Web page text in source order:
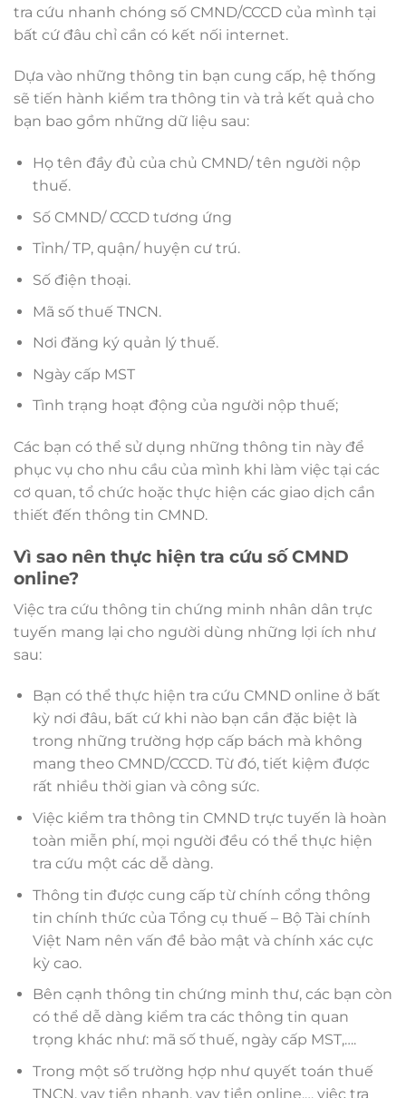
tra cứu nhanh chóng số CMND/CCCD của mình tại
bất cứ đâu chỉ cần có kết nối internet.
Dựa vào những thông tin bạn cung cấp, hệ thống
sẽ tiến hành kiểm tra thông tin và trả kết quả cho
bạn bao gồm những dữ liệu sau:
Họ tên đầy đủ của chủ CMND/ tên người nộp
thuế.
Số CMND/ CCCD tương ứng
Tỉnh/ TP, quận/ huyện cư trú.
Số điện thoại.
Mã số thuế TNCN.
Nơi đăng ký quản lý thuế.
Ngày cấp MST
Tình trạng hoạt động của người nộp thuế;
Các bạn có thể sử dụng những thông tin này để
phục vụ cho nhu cầu của mình khi làm việc tại các
cơ quan, tổ chức hoặc thực hiện các giao dịch cần
thiết đến thông tin CMND.
Vì sao nên thực hiện tra cứu số CMND
online?
Việc tra cứu thông tin chứng minh nhân dân trực
tuyến mang lại cho người dùng những lợi ích như
sau:
Bạn có thể thực hiện tra cứu CMND online ở bất
kỳ nơi đâu, bất cứ khi nào bạn cần đặc biệt là
trong những trường hợp cấp bách mà không
mang theo CMND/CCCD. Từ đó, tiết kiệm được
rất nhiều thời gian và công sức.
Việc kiểm tra thông tin CMND trực tuyến là hoàn
toàn miễn phí, mọi người đều có thể thực hiện
tra cứu một các dễ dàng.
Thông tin được cung cấp từ chính cổng thông
tin chính thức của Tổng cụ thuế – Bộ Tài chính
Việt Nam nên vấn đề bảo mật và chính xác cực
kỳ cao.
Bên cạnh thông tin chứng minh thư, các bạn còn
có thể dễ dàng kiểm tra các thông tin quan
trọng khác như: mã số thuế, ngày cấp MST,….
Trong một số trường hợp như quyết toán thuế
TNCN, vay tiền nhanh, vay tiền online,… việc tra